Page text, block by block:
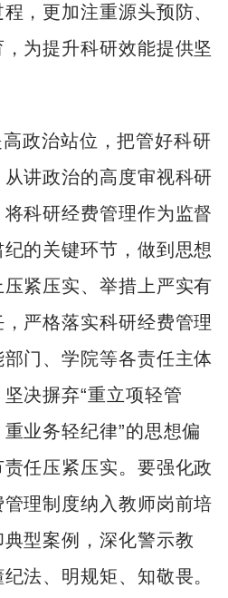
，更加注重源头预防、
为提升科研效能提供坚
政治站位，把管好科研
讲政治的高度审视科研
科研经费管理作为监督
的关键环节，做到思想
压紧压实、举措上严实有
严格落实科研经费管理
门、学院等各责任主体
决摒弃“重立项轻管
业务轻纪律”的思想偏
任压紧压实。要强化政
理制度纳入教师岗前培
型案例，深化警示教
法、明规矩、知敬畏。